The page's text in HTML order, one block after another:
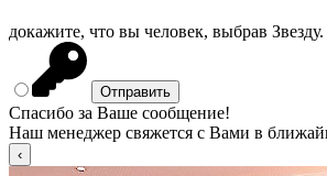
докажите, что вы человек, выбрав Звезду.
Спасибо за Ваше сообщение!
Наш менеджер свяжется с Вами в